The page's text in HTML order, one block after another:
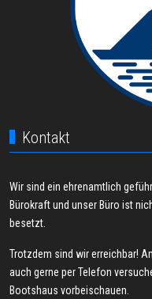
Kontakt
Wir sind ein ehrenamtlich
Bürokraft und unser Büro ist
besetzt.
Trotzdem sind wir erreichbar!
auch gerne per Telefon
Bootshaus vorbeischauen.